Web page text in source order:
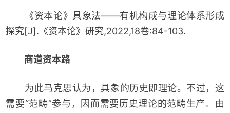
《资本论》具象法——有机构成与理论体系形成
探究[J].《资本论》研究,2022,18卷:84-103.
商道资本路
为此马克思认为，具象的历史即理论。不过，这
需要“范畴”参与，因而需要历史理论的范畴生产。由